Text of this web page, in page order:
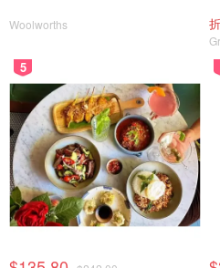
Woolworths
5